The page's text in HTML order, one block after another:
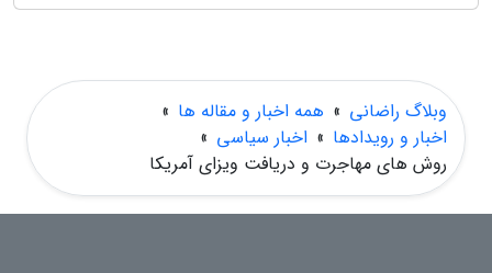
وبلاگ راضانی » همه اخبار و مقاله ها »
اخبار و رویدادها » اخبار سیاسی »
روش های مهاجرت و دریافت ویزای آمریکا